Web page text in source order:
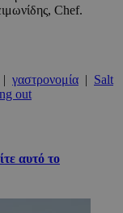
Chef.
| γαστρονομία | Salt
out
αυτό το